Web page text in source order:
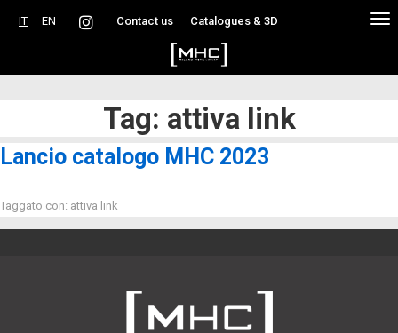
Skip
Main
IT EN Contact us Catalogues & 3D
Tag: attiva link
Lancio catalogo MHC 2023
Taggato con: attiva link